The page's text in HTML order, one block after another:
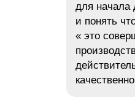
для начала
и понять
« это